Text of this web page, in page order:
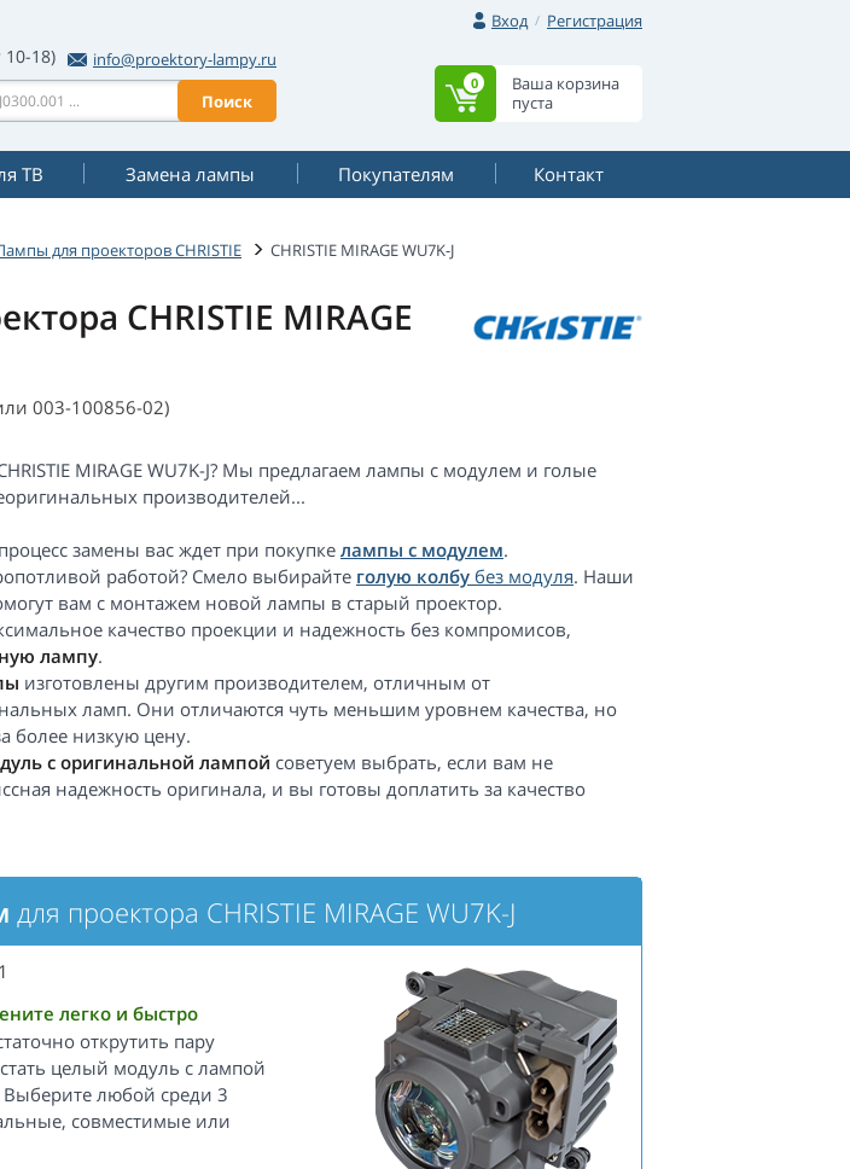
Вход
Регистрация
10-18)
info@proektory-lampy.ru
Поиск
Ваша корзина
пуста
0
ТВ Замена лампы Покупателям Контакт
для проекторов CHRISTIE CHRISTIE MIRAGE WU7K-J
CHRISTIE MIRAGE
003-100856-02)
MIRAGE WU7K-J? Мы предлагаем лампы с модулем и голые
производителей...
замены вас ждет при покупкелампы с модулем.
работой? Смело выбирайте голую колбу без модуля. Наши
вам с монтажем новой лампы в старый проектор.
качество проекции и надежность без компромисов,
лампу.
изготовлены другим производителем, отличным от
ламп. Они отличаются чуть меньшим уровнем качества, но
более низкую цену.
с оригинальной лампой советуем выбрать, если вам не
надежность оригинала, и вы готовы доплатить за качество
для проектора CHRISTIE MIRAGE WU7K-J
легко и быстро
открутить пару
целый модуль с лампой
любой среди 3
совместимые или